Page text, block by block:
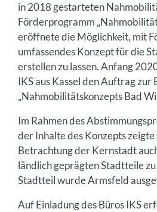
in 2018 gestarteten
Förderprogramm
eröffnete die Möglichkeit, mit
umfassendes Konzept für die
erstellen zu lassen. Anfang
IKS aus Kassel den Auftrag zur
„Nahmobilitätskonzepts Bad
Im Rahmen des
der Inhalte des Konzepts zeigte
Betrachtung der Kernstadt
ländlich geprägten Stadtteile
Stadtteil wurde Armsfeld
Auf Einladung des Büros IKS